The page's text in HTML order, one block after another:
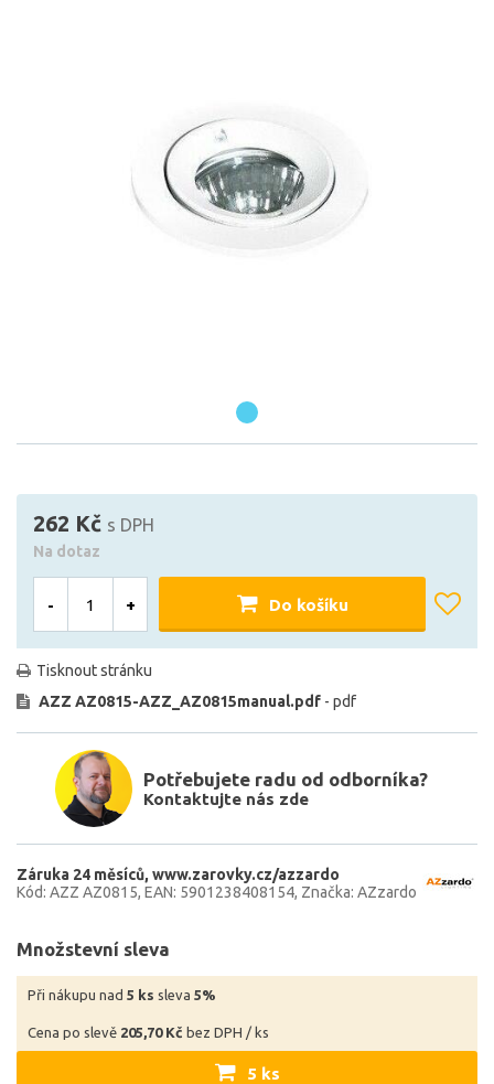
262 Kč s DPH
Na dotaz
- + Do košíku
Tisknout stránku
AZZ AZ0815-AZZ_AZ0815manual.pdf - pdf
Potřebujete radu od odborníka?
Kontaktujte nás zde
Záruka 24 měsíců www.zarovky.cz/azzardo
Kód: AZZ AZ0815 EAN: 5901238408154 Značka: AZzardo
Množstevní sleva
Při nákupu nad 5 ks sleva 5%
Cena po slevě 205,70 Kč bez DPH / ks
5 ks